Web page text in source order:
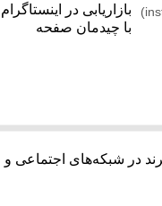
بازاریابی در اینستاگرام
با چیدمان صفحه
در شبکه‌های اجتماعی و